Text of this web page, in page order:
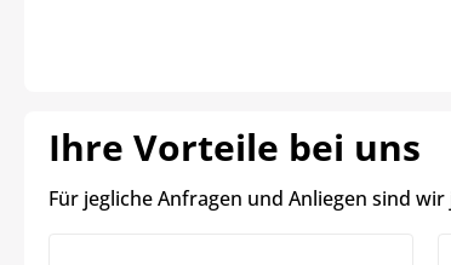
Ihre Vorteile bei uns
Für jegliche Anfragen und Anliegen sind